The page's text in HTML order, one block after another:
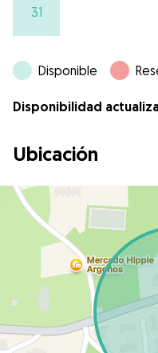
31
Disponible
Disponibilidad
Ubicación